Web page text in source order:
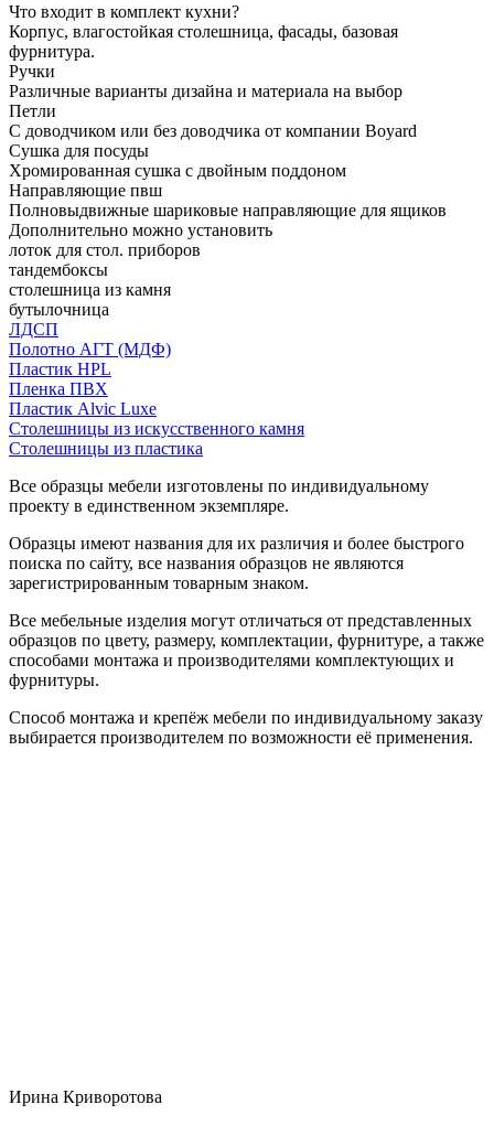
Что входит в комплект кухни?
Корпус, влагостойкая столешница, фасады, базовая
фурнитура.
Ручки
Различные варианты дизайна и материала на выбор
Петли
С доводчиком или без доводчика от компании Boyard
Сушка для посуды
Хромированная сушка с двойным поддоном
Направляющие пвш
Полновыдвижные шариковые направляющие для ящиков
Дополнительно можно установить
лоток для стол. приборов
тандембоксы
столешница из камня
бутылочница
ЛДСП
Полотно АГТ (МДФ)
Пластик HPL
Пленка ПВХ
Пластик Alvic Luxe
Столешницы из искусственного камня
Столешницы из пластика
Все образцы мебели изготовлены по индивидуальному
проекту в единственном экземпляре.
Образцы имеют названия для их различия и более быстрого
поиска по сайту, все названия образцов не являются
зарегистрированным товарным знаком.
Все мебельные изделия могут отличаться от представленных
образцов по цвету, размеру, комплектации, фурнитуре, а также
способами монтажа и производителями комплектующих и
фурнитуры.
Способ монтажа и крепёж мебели по индивидуальному заказу
выбирается производителем по возможности её применения.
Ирина Криворотова